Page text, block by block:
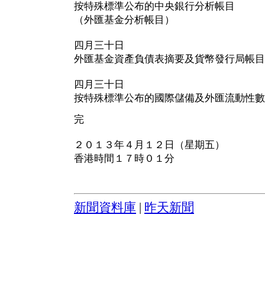
按特殊標準公布的中央銀行分析帳目
（外匯基金分析帳目）
四月三十日
外匯基金資產負債表摘要及貨幣發行局帳目
四月三十日
按特殊標準公布的國際儲備及外匯流動性
完
２０１３年４月１２日（星期五）
香港時間１７時０１分
新聞資料庫 昨天新聞